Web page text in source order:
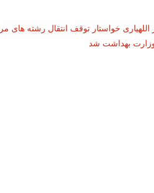
اللهیاری خواستار توقف انتقال رشته های
بهداشت شد